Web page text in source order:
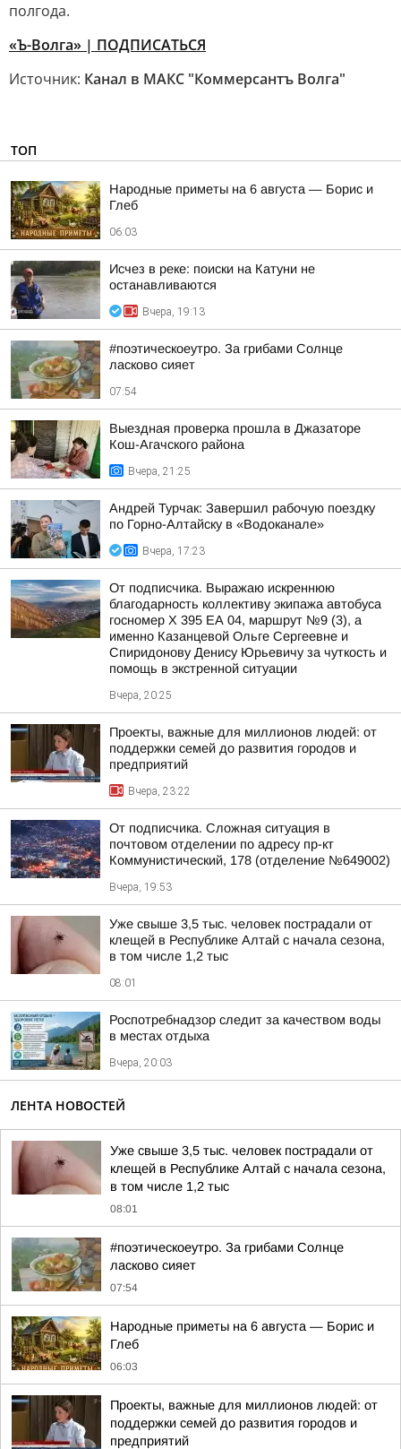
полгода.
«Ъ-Волга» | ПОДПИСАТЬСЯ
Источник: Канал в МАКС "Коммерсантъ Волга"
ТОП
Hapoдныe пpимeты нa 6 aвгуcтa — Бopиc и
Глeб
06:03
Исчез в реке: поиски на Катуни не
останавливаются
Вчера, 19:13
#поэтическоеутро. За грибами Солнце
ласково сияет
07:54
Выездная проверка прошла в Джазаторе
Кош-Агачского района
Вчера, 21:25
Андрей Турчак: Завершил рабочую поездку
по Горно-Алтайску в «Водоканале»
Вчера, 17:23
От подписчика. Выражаю искреннюю
благодарность коллективу экипажа автобуса
госномер X 395 ЕА 04, маршрут №9 (3), а
именно Казанцевой Ольге Сергеевне и
Спиридонову Денису Юрьевичу за чуткость и
помощь в экстренной ситуации
Вчера, 20:25
Проекты, важные для миллионов людей: от
поддержки семей до развития городов и
предприятий
Вчера, 23:22
От подписчика. Сложная ситуация в
почтовом отделении по адресу пр-кт
Коммунистический, 178 (отделение №649002)
Вчера, 19:53
Уже свыше 3,5 тыс. человек пострадали от
клещей в Республике Алтай с начала сезона,
в том числе 1,2 тыс
08:01
Роспотребнадзор следит за качеством воды
в местах отдыха
Вчера, 20:03
ЛЕНТА НОВОСТЕЙ
Уже свыше 3,5 тыс. человек пострадали от
клещей в Республике Алтай с начала сезона,
в том числе 1,2 тыс
08:01
#поэтическоеутро. За грибами Солнце
ласково сияет
07:54
Hapoдныe пpимeты нa 6 aвгуcтa — Бopиc и
Глeб
06:03
Проекты, важные для миллионов людей: от
поддержки семей до развития городов и
предприятий